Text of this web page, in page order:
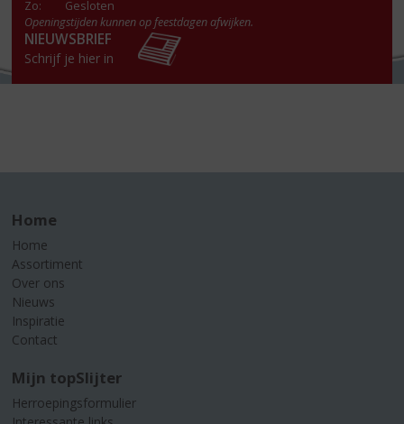
Zo:
Gesloten
Openingstijden kunnen op feestdagen afwijken.
NIEUWSBRIEF
Schrijf je hier in
Home
Home
Assortiment
Over ons
Nieuws
Inspiratie
Contact
Mijn topSlijter
Herroepingsformulier